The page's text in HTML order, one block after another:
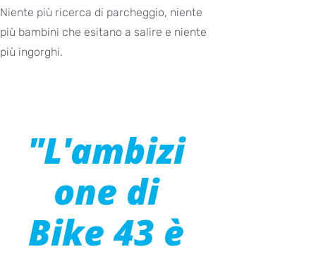
Niente più ricerca di parcheggio, niente
più bambini che esitano a salire e niente
più ingorghi.
"L'ambizi
one di
Bike 43 è